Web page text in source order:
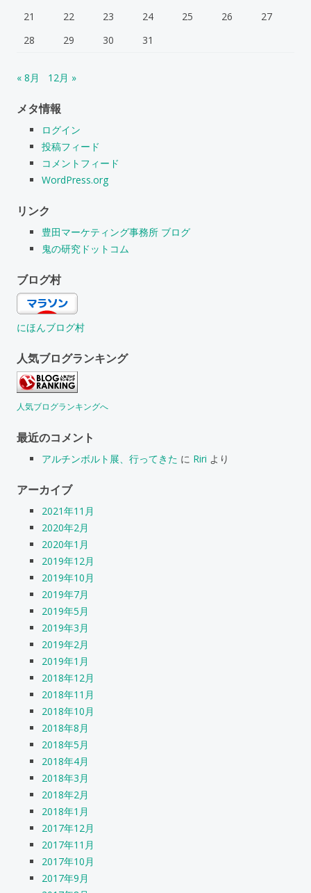
21
22 23 24 25 26
27
28
29 30 31
« 8月 12月 »
メタ情報
ログイン
投稿フィード
コメントフィード
WordPress.org
リンク
豊田マーケティング事務所 ブログ
鬼の研究ドットコム
ブログ村
にほんブログ村
人気ブログランキング
人気ブログランキングへ
最近のコメント
アルチンボルト展、行ってきた に Riri より
アーカイブ
2021年11月
2020年2月
2020年1月
2019年12月
2019年10月
2019年7月
2019年5月
2019年3月
2019年2月
2019年1月
2018年12月
2018年11月
2018年10月
2018年8月
2018年5月
2018年4月
2018年3月
2018年2月
2018年1月
2017年12月
2017年11月
2017年10月
2017年9月